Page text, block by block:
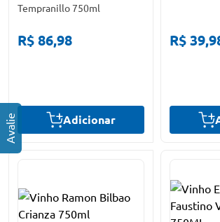
Tempranillo 750ml
R$ 86,98
Adicionar
R$